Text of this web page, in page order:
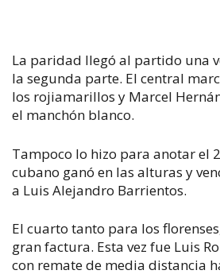
La paridad llegó al partido una
la segunda parte. El central
los rojiamarillos y Marcel
el manchón blanco.
Tampoco lo hizo para anotar el
cubano ganó en las alturas y
a Luis Alejandro Barrientos.
El cuarto tanto para los
gran factura. Esta vez fue Luis
con remate de media distancia